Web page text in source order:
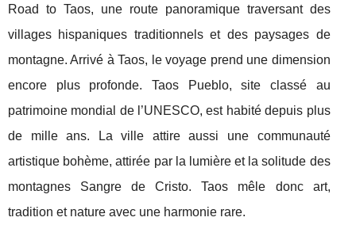
Road to Taos, une route panoramique traversant des
villages hispaniques traditionnels et des paysages de
montagne. Arrivé à Taos, le voyage prend une dimension
encore plus profonde. Taos Pueblo, site classé au
patrimoine mondial de l’UNESCO, est habité depuis plus
de mille ans. La ville attire aussi une communauté
artistique bohème, attirée par la lumière et la solitude des
montagnes Sangre de Cristo. Taos mêle donc art,
tradition et nature avec une harmonie rare.